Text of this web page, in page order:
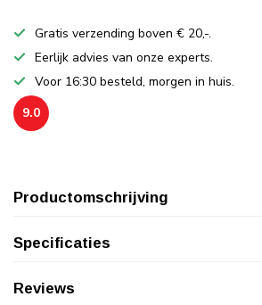
Gratis verzending boven € 20,-.
Eerlijk advies van onze experts.
Voor 16:30 besteld, morgen in huis.
9.0
Productomschrijving
Specificaties
Reviews